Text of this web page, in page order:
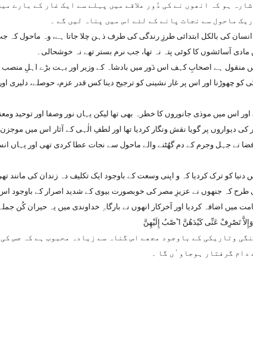
ہو کہ انھوں نے کی دُور علاقے میں پہلے سے ایک غار کے بارے
ماحول سے نجات پانے کے لئے اس میں پناہ لیں گے ۔
کی بالکل ابتدائی طرزِ رندگی کی طرف ذہن چلا جاتا ہے، وہ ماحول کہ
آسائشوں کا کوئی پتہ نہ تھا، جب نرم بستر تھے نہ خوشحالی۔
ہے اصحابِ کہف اس دَور میں بادشاہ کے وزیر اور بہت بڑے اہلِ منصب
کو چھوڑنا اور اس پر غار نشینی کو ترجیح دینا کس قدر عزم، حوصلے، دلیری
اس میں موذی جانوروں کا خطرہ بھی تھا لیکن یہاں نور وصفا اور توحید
دیواروں پر گویا نقش ونگار کردیا تھا اور لطفِ الٰہی کے آثار اس میں
نے جہل وجرم کے دم گھُٹنے والے ماحول سے نجات عطا کردی تھی اور یہاں
کو ترک کردیا کہ و اپنی وسعت کے باوجود ایک تکلیف دہ زندان کی مانند
طرح کہ جنھوں نے عزیزِ مصر کی خوبصورت بیوی کے شدید اصرار کے
میں اضافہ کردیا اور آخرکار انھوں نے بارگاہِ خداوندی میں یہ حیران کُن
تَصْرِفْ عَنِّی کَیْدَھُنَّ اٴَصْبُ إِلَیْھِن
وتاریکی کے باوجود مجھے اس گناہ سے زیادہ محبوب ہے کہ جس
دام گرفتار ہوجاوٴں گا ۔